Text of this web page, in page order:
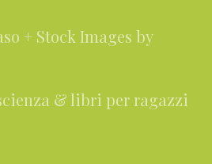
+ Stock Images by
& libri per ragazzi